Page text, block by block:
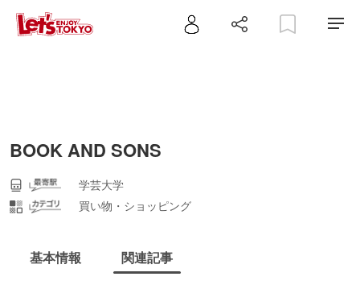
BOOK AND SONS
学芸大学
買い物・ショッピング
基本情報 関連記事